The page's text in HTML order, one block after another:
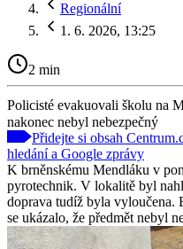
Regionální
1. 6. 2026, 13:25
2 min
Policisté evakuovali školu na
nakonec nebyl nebezpečný
Přidejte si obsah
hledání a Google zprávy
K brněnskému Mendláku v
pyrotechnik. V lokalitě byl
doprava tudíž byla vyloučena.
se ukázalo, že předmět nebyl